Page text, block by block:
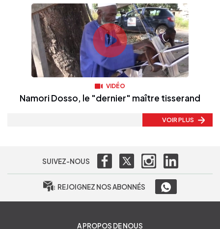
VIDÉO
Namori Dosso, le "dernier" maître tisserand
VOIR PLUS
SUIVEZ-NOUS
REJOIGNEZ NOS ABONNÉS
A PROPOS DE NOUS